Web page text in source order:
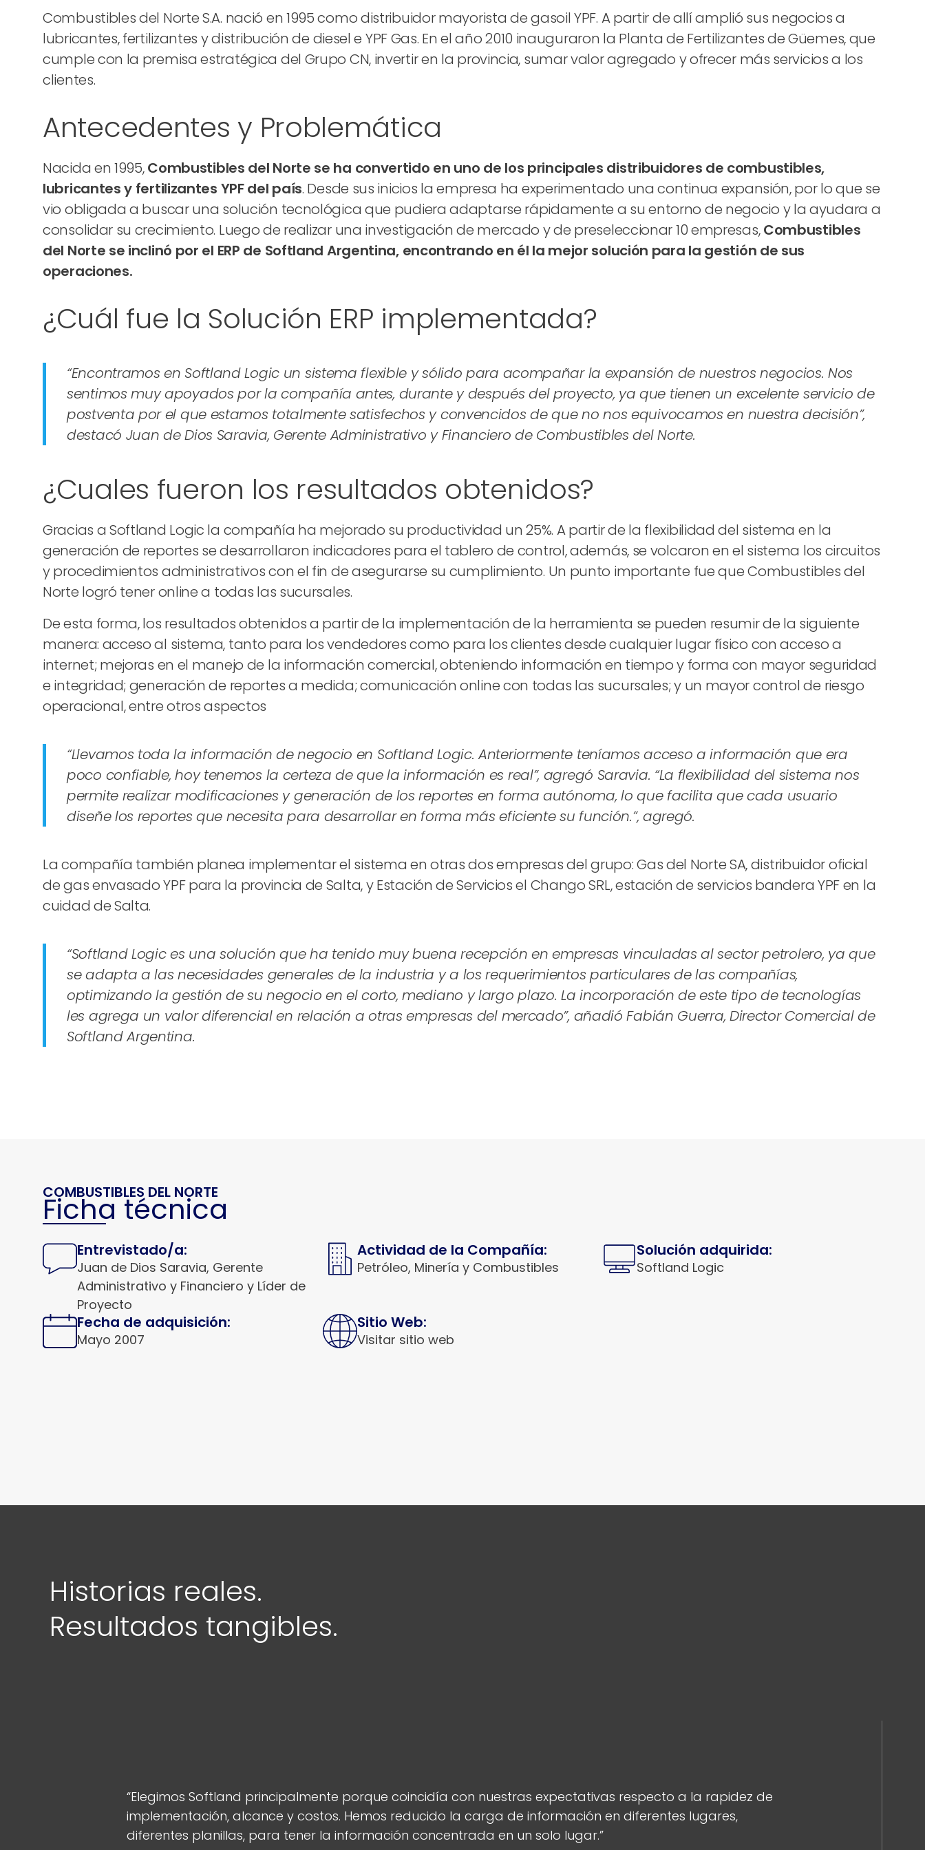
Combustibles del Norte S.A. nació en 1995 como distribuidor mayorista de gasoil YPF. A partir de allí amplió sus negocios a
lubricantes, fertilizantes y distribución de diesel e YPF Gas. En el año 2010 inauguraron la Planta de Fertilizantes de Güemes, que
cumple con la premisa estratégica del Grupo CN, invertir en la provincia, sumar valor agregado y ofrecer más servicios a los
clientes.
Antecedentes y Problemática
Nacida en 1995,Combustibles del Norte se ha convertido en uno de los principales distribuidores de combustibles,
lubricantes y fertilizantes YPF del país. Desde sus inicios la empresa ha experimentado una continua expansión, por lo que se
vio obligada a buscar una solución tecnológica que pudiera adaptarse rápidamente a su entorno de negocio y la ayudara a
consolidar su crecimiento. Luego de realizar una investigación de mercado y de preseleccionar 10 empresas,Combustibles
del Norte se inclinó por el ERP de Softland Argentina, encontrando en él la mejor solución para la gestión de sus
operaciones.
¿Cuál fue la Solución ERP implementada?
“Encontramos en Softland Logic un sistema flexible y sólido para acompañar la expansión de nuestros negocios. Nos
sentimos muy apoyados por la compañía antes, durante y después del proyecto, ya que tienen un excelente servicio de
postventa por el que estamos totalmente satisfechos y convencidos de que no nos equivocamos en nuestra decisión”,
destacó Juan de Dios Saravia, Gerente Administrativo y Financiero de Combustibles del Norte.
¿Cuales fueron los resultados obtenidos?
Gracias a Softland Logic la compañía ha mejorado su productividad un 25%. A partir de la flexibilidad del sistema en la
generación de reportes se desarrollaron indicadores para el tablero de control, además, se volcaron en el sistema los circuitos
y procedimientos administrativos con el fin de asegurarse su cumplimiento. Un punto importante fue que Combustibles del
Norte logró tener online a todas las sucursales.
De esta forma, los resultados obtenidos a partir de la implementación de la herramienta se pueden resumir de la siguiente
manera: acceso al sistema, tanto para los vendedores como para los clientes desde cualquier lugar físico con acceso a
internet; mejoras en el manejo de la información comercial, obteniendo información en tiempo y forma con mayor seguridad
e integridad; generación de reportes a medida; comunicación online con todas las sucursales; y un mayor control de riesgo
operacional, entre otros aspectos
“Llevamos toda la información de negocio en Softland Logic. Anteriormente teníamos acceso a información que era
poco confiable, hoy tenemos la certeza de que la información es real”, agregó Saravia. “La flexibilidad del sistema nos
permite realizar modificaciones y generación de los reportes en forma autónoma, lo que facilita que cada usuario
diseñe los reportes que necesita para desarrollar en forma más eficiente su función.”, agregó.
La compañía también planea implementar el sistema en otras dos empresas del grupo: Gas del Norte SA, distribuidor oficial
de gas envasado YPF para la provincia de Salta, y Estación de Servicios el Chango SRL, estación de servicios bandera YPF en la
cuidad de Salta.
“Softland Logic es una solución que ha tenido muy buena recepción en empresas vinculadas al sector petrolero, ya que
se adapta a las necesidades generales de la industria y a los requerimientos particulares de las compañías,
optimizando la gestión de su negocio en el corto, mediano y largo plazo. La incorporación de este tipo de tecnologías
les agrega un valor diferencial en relación a otras empresas del mercado”, añadió Fabián Guerra, Director Comercial de
Softland Argentina.
COMBUSTIBLES DEL NORTE
Ficha técnica
Entrevistado/a:
Juan de Dios Saravia, Gerente
Administrativo y Financiero y Líder de
Proyecto
Actividad de la Compañía:
Petróleo, Minería y Combustibles
Solución adquirida:
Softland Logic
Fecha de adquisición:
Mayo 2007
Sitio Web:
Visitar sitio web
Historias reales.
Resultados tangibles.
“Elegimos Softland principalmente porque coincidía con nuestras expectativas respecto a la rapidez de
implementación, alcance y costos. Hemos reducido la carga de información en diferentes lugares,
diferentes planillas, para tener la información concentrada en un solo lugar.”